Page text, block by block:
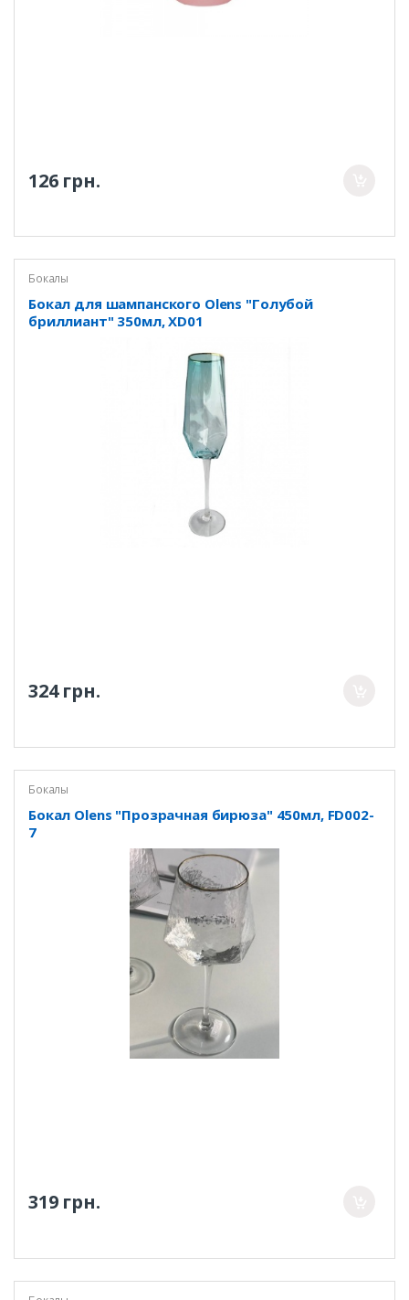
126 грн.
Бокалы
Бокал для шампанского Olens "Голубой
бриллиант" 350мл, XD01
324 грн.
Бокалы
Бокал Olens "Прозрачная бирюза" 450мл, FD002-
7
319 грн.